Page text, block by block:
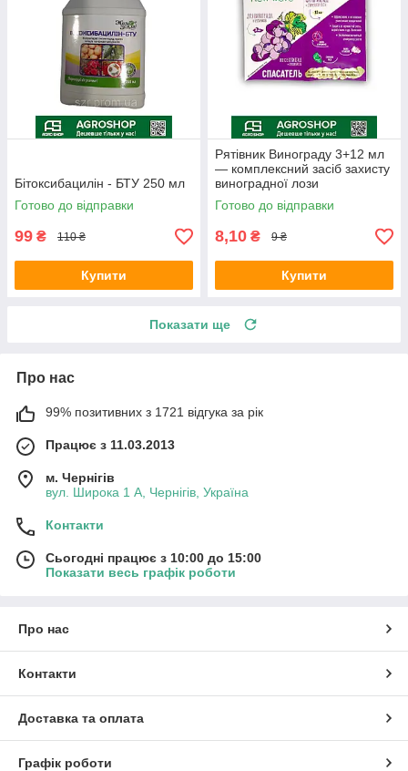
Бітоксибацилін - БТУ 250 мл
Готово до відправки
99 ₴ 110 ₴
Купити
Рятівник Винограду 3+12 мл
— комплексний засіб захисту
виноградної лози
Готово до відправки
8,10 ₴ 9 ₴
Купити
Показати ще
Про нас
99% позитивних з 1721 відгука за рік
Працює з 11.03.2013
м. Чернігів
вул. Широка 1 А, Чернігів, Україна
Контакти
Сьогодні працює з 10:00 до 15:00
Показати весь графік роботи
Про нас
Контакти
Доставка та оплата
Графік роботи